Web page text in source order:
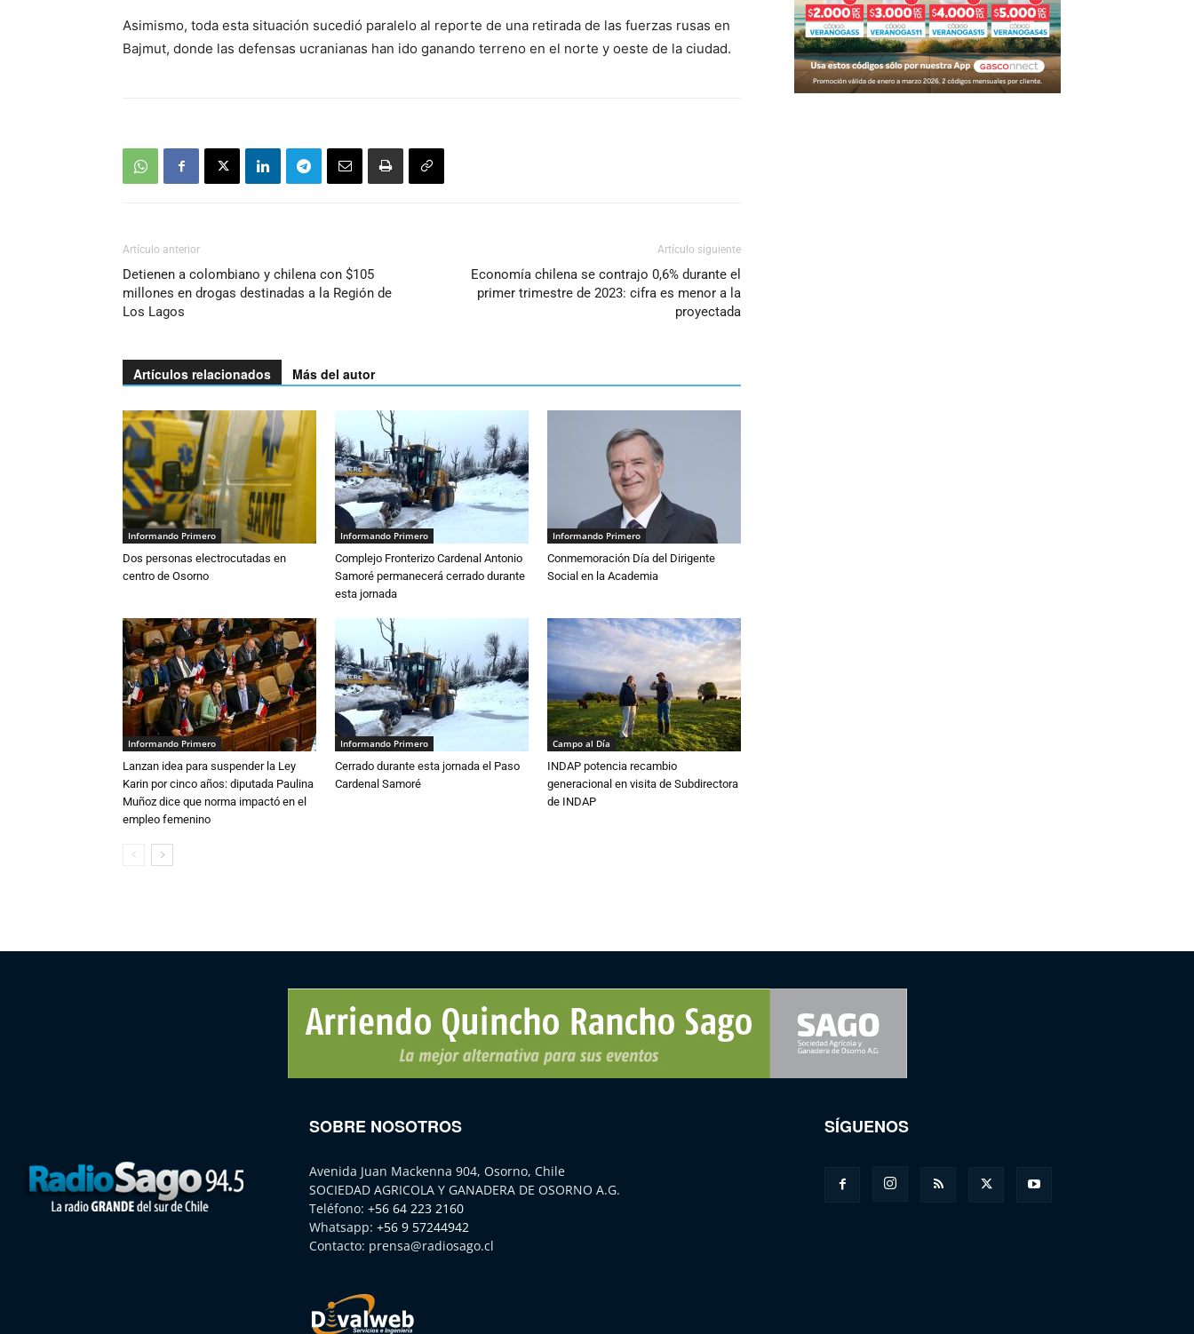
Asimismo, toda esta situación sucedió paralelo al reporte de una retirada de las fuerzas rusas en
Bajmut, donde las defensas ucranianas han ido ganando terreno en el norte y oeste de la ciudad.
Artículo anterior
Detienen a colombiano y chilena con $105
millones en drogas destinadas a la Región de
Los Lagos
Artículo siguiente
Economía chilena se contrajo 0,6% durante el
primer trimestre de 2023: cifra es menor a la
proyectada
Artículos relacionados Más del autor
Informando Primero
Dos personas electrocutadas en
centro de Osorno
Informando Primero
Complejo Fronterizo Cardenal Antonio
Samoré permanecerá cerrado durante
esta jornada
Informando Primero
Conmemoración Día del Dirigente
Social en la Academia
Informando Primero
Lanzan idea para suspender la Ley
Karin por cinco años: diputada Paulina
Muñoz dice que norma impactó en el
empleo femenino
Informando Primero
Cerrado durante esta jornada el Paso
Cardenal Samoré
Campo al Día
INDAP potencia recambio
generacional en visita de Subdirectora
de INDAP
SOBRE NOSOTROS
Avenida Juan Mackenna 904, Osorno, Chile
SOCIEDAD AGRICOLA Y GANADERA DE OSORNO A.G.
Teléfono: +56 64 223 2160
Whatsapp: +56 9 57244942
Contacto: prensa@radiosago.cl
SÍGUENOS